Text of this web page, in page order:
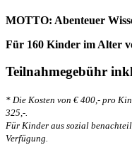
MOTTO: Abenteuer
Für 160 Kinder im Alter
Teilnahmegebühr
* Die Kosten von € 400,- pro
325,-.
Für Kinder aus sozial
Verfügung.